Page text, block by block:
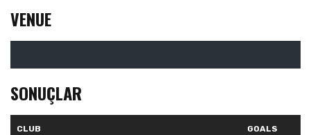
VENUE
SONUÇLAR
CLUB GOALS